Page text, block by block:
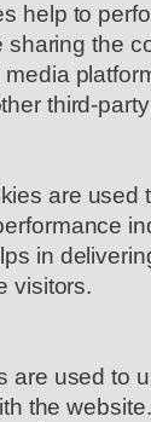
help to
sharing the
third-
are used
in
visitors.
are used to
the